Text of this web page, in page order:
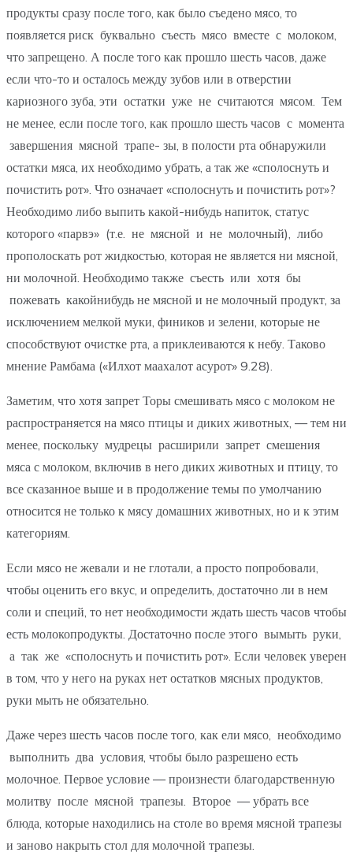
продукты сразу после того, как было съедено мясо, то
появляется риск буквально съесть мясо вместе с молоком,
что запрещено. А после того как прошло шесть часов, даже
если что-то и осталось между зубов или в отверстии
кариозного зуба, эти остатки уже не считаются мясом. Тем
не менее, если после того, как прошло шесть часов с момента
завершения мясной трапе- зы, в полости рта обнаружили
остатки мяса, их необходимо убрать, а так же «сполоснуть и
почистить рот». Что означает «сполоснуть и почистить рот»?
Необходимо либо выпить какой-нибудь напиток, статус
которого «парвэ» (т.е. не мясной и не молочный), либо
прополоскать рот жидкостью, которая не является ни мясной,
ни молочной. Необходимо также съесть или хотя бы
пожевать какойнибудь не мясной и не молочный продукт, за
исключением мелкой муки, фиников и зелени, которые не
способствуют очистке рта, а приклеиваются к небу. Таково
мнение Рамбама («Илхот маахалот асурот» 9.28).
Заметим, что хотя запрет Торы смешивать мясо с молоком не
распространяется на мясо птицы и диких животных, — тем ни
менее, поскольку мудрецы расширили запрет смешения
мяса с молоком, включив в него диких животных и птицу, то
все сказанное выше и в продолжение темы по умолчанию
относится не только к мясу домашних животных, но и к этим
категориям.
Если мясо не жевали и не глотали, а просто попробовали,
чтобы оценить его вкус, и определить, достаточно ли в нем
соли и специй, то нет необходимости ждать шесть часов чтобы
есть молокопродукты. Достаточно после этого вымыть руки,
а так же «сполоснуть и почистить рот». Если человек уверен
в том, что у него на руках нет остатков мясных продуктов,
руки мыть не обязательно.
Даже через шесть часов после того, как ели мясо, необходимо
выполнить два условия, чтобы было разрешено есть
молочное. Первое условие — произнести благодарственную
молитву после мясной трапезы. Второе — убрать все
блюда, которые находились на столе во время мясной трапезы
и заново накрыть стол для молочной трапезы.